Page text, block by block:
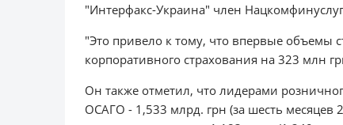
"Интерфакс-Украина" член
"Это привело к тому, что впервые
корпоративного страхования на 323 млн
Он также отметил, что лидерами
ОСАГО - 1,533 млрд. грн (за шесть месяцев